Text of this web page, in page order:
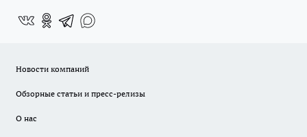
Новости компаний
Обзорные статьи и пресс-релизы
О нас